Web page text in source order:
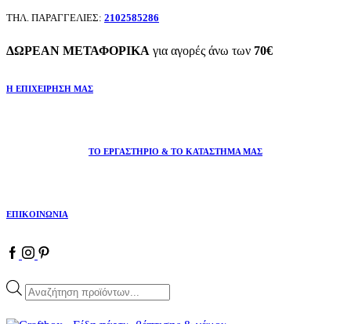
ΤΗΛ. ΠΑΡΑΓΓΕΛΙΕΣ: 2102585286
ΔΩΡΕΑΝ ΜΕΤΑΦΟΡΙΚΑ για αγορές άνω των 70€
Η ΕΠΙΧΕΙΡΗΣΗ ΜΑΣ
ΤΟ ΕΡΓΑΣΤΗΡΙΟ & ΤΟ ΚΑΤΑΣΤΗΜΑ ΜΑΣ
ΕΠΙΚΟΙΝΩΝΙΑ
Products
search